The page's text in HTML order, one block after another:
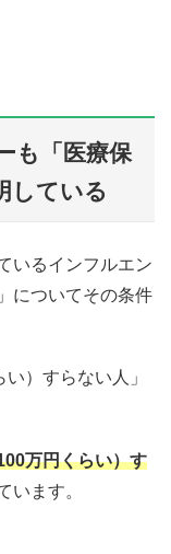
も「医療保
している
いるインフルエン
についてその条件
）すらない人」
万円くらい）す
います。